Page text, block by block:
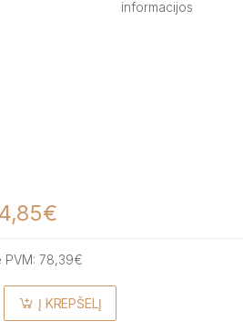
informacijos
PVM: 78,39€
Į KREPŠELĮ